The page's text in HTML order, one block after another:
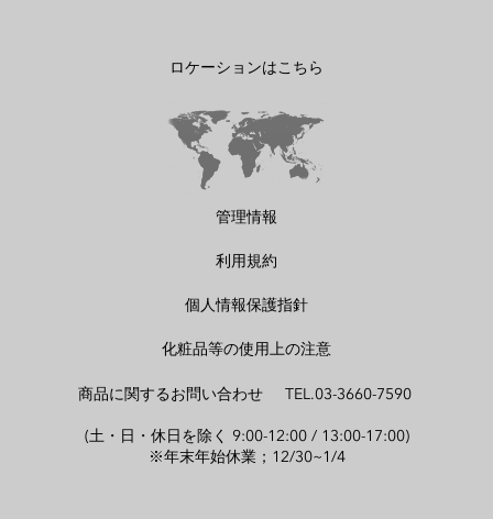
ロケーションはこちら
管理情報
利用規約
個人情報保護指針
化粧品等の使用上の注意
商品に関するお問い合わせ TEL.03-3660-7590
(土・日・休日を除く 9:00-12:00 / 13:00-17:00)
※年末年始休業；12/30~1/4